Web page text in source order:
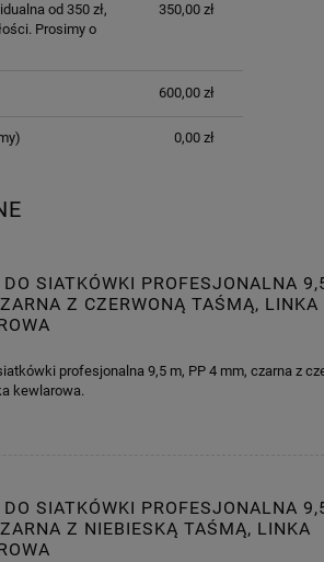
PŁATNOŚCI
od 350 zł,
Prosimy o
350,00 zł
600,00 zł
0,00 zł
SIATKÓWKI PROFESJONALNA
Z CZERWONĄ TAŚMĄ, LINKA
profesjonalna 9,5 m, PP 4 mm, czarna z
kewlarowa.
SIATKÓWKI PROFESJONALNA
Z NIEBIESKĄ TAŚMĄ, LINKA